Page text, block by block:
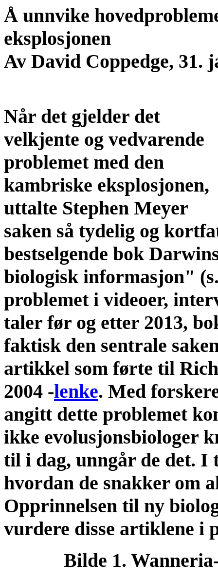
Å unnvike
eksplosjonen
Av David Coppedge, 31.
Når det gjelder det
velkjente og vedvarende
problemet med den
kambriske eksplosjonen,
uttalte Stephen Meyer
saken så tydelig og
bestselgende bok
biologisk informasjon"
problemet i videoer,
taler før og etter 2013,
faktisk den sentrale
artikkel som førte til
2004 -lenke. Med
angitt dette problemet
ikke evolusjonsbiologer
til i dag, unngår de det.
hvordan de snakker om
Opprinnelsen til ny
vurdere disse artiklene i
Bilde 1.